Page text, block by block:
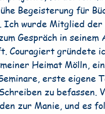
Begeisterung für
Ich wurde Mitglied
Gespräch in
Couragiert gründete
Heimat Mölln,
erste eigene
zu befassen.
zur Manie, und es